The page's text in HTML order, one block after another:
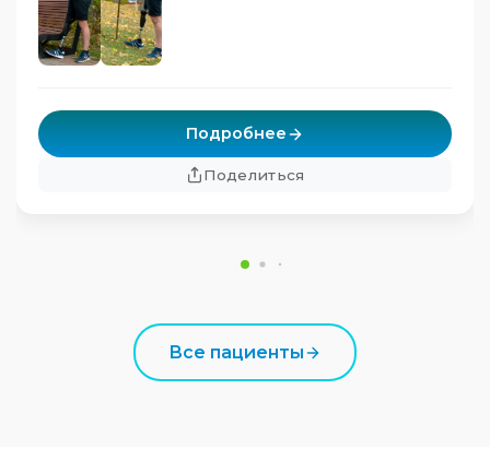
Подробнее
Поделиться
Все пациенты